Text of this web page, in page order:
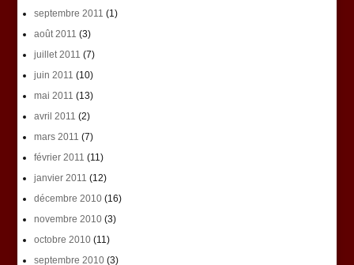
septembre 2011 (1)
août 2011 (3)
juillet 2011 (7)
juin 2011 (10)
mai 2011 (13)
avril 2011 (2)
mars 2011 (7)
février 2011 (11)
janvier 2011 (12)
décembre 2010(16)
novembre 2010(3)
octobre 2010(11)
septembre 2010(3)